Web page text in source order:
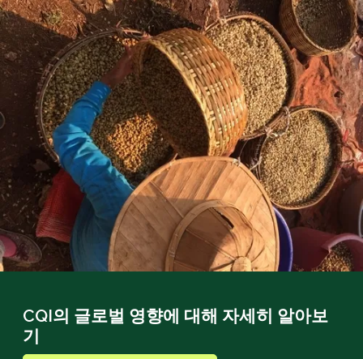
CQI의 글로벌 영향에 대해 자세히 알아보
기